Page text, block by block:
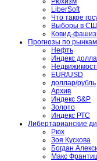
LiberSoft
Что такое
Выборы в
Ковид-
Прогнозы по рынкам
Нефть
Индекс
EUR/USD
доллар/рубль
Архив
Индекс S&P
Золото
Индекс РТС
Либертарианские
Рюх
Зоя Кускова
Богдан
Макс